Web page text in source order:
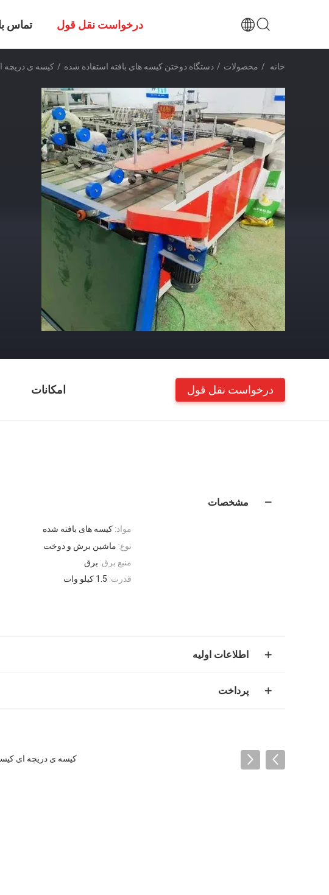
تماس درخواست نقل قول
خانه / محصولات / دستگاه دوختن کیسه های بافته استفاده شده / کیسه ی دریچه ای
امکانات درخواست نقل قول
مشخصات
مواد: کیسه های بافته شده
نوع: ماشین برش و دوخت
منبع برق: برق
قدرت: 1.5 کیلو وات
اطلاعات اولیه
پرداخت
کیسه ی دریچه ای کیسه ای